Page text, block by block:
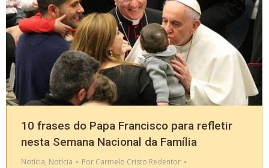
10 frases do Papa Francisco para refletir
nesta Semana Nacional da Família
Notícia, Notícia Por Carmelo Cristo Redentor